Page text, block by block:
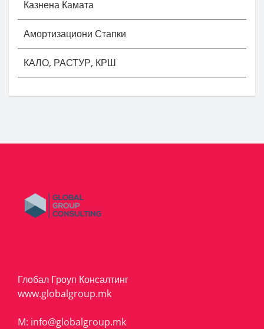
Казнена Камата
Амортизациони Стапки
КАЛО, РАСТУР, КРШ
Глобал Гроуп Консалтинг
www.globalgroup.mk
M: info@globalgroup.mk